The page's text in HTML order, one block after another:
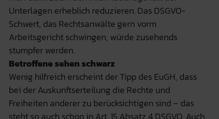
Unterlagen erheblich reduzieren. Das DSGVO-
Schwert, das Rechtsanwälte gern vorm
Arbeitsgericht schwingen, würde zusehends
stumpfer werden.
Betroffene sehen schwarz
Wenig hilfreich erscheint der Tipp des EuGH, dass
bei der Auskunftserteilung die Rechte und
Freiheiten anderer zu berücksichtigen sind – das
steht so auch schon in Art. 15 Absatz 4 DSGVO. Auch